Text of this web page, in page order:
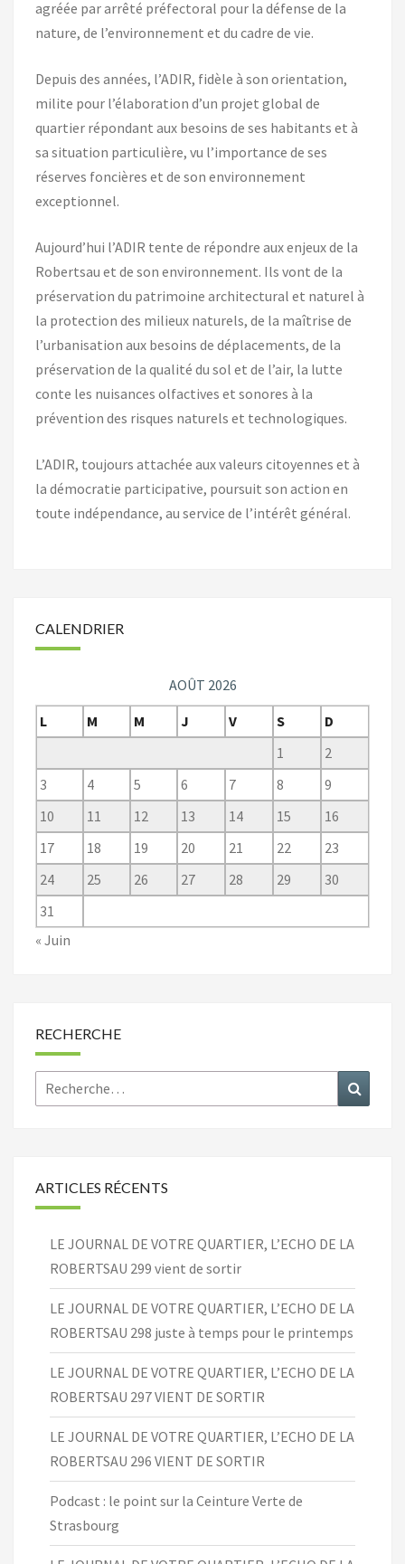
agréée par arrêté préfectoral pour la défense de la
nature, de l’environnement et du cadre de vie.
Depuis des années, l’ADIR, fidèle à son orientation,
milite pour l’élaboration d’un projet global de
quartier répondant aux besoins de ses habitants et à
sa situation particulière, vu l’importance de ses
réserves foncières et de son environnement
exceptionnel.
Aujourd’hui l’ADIR tente de répondre aux enjeux de la
Robertsau et de son environnement. Ils vont de la
préservation du patrimoine architectural et naturel à
la protection des milieux naturels, de la maîtrise de
l’urbanisation aux besoins de déplacements, de la
préservation de la qualité du sol et de l’air, la lutte
conte les nuisances olfactives et sonores à la
prévention des risques naturels et technologiques.
L’ADIR, toujours attachée aux valeurs citoyennes et à
la démocratie participative, poursuit son action en
toute indépendance, au service de l’intérêt général.
CALENDRIER
AOÛT 2026
L
M M J V S
D
1
2
3
4 5 6 7 8
9
10
11 12 13 14 15
16
17
18 19 20 21 22
23
24
25 26 27 28 29
30
31
« Juin
RECHERCHE
Rechercher :
ARTICLES RÉCENTS
LE JOURNAL DE VOTRE QUARTIER, L’ECHO DE LA
ROBERTSAU 299 vient de sortir
LE JOURNAL DE VOTRE QUARTIER, L’ECHO DE LA
ROBERTSAU 298 juste à temps pour le printemps
LE JOURNAL DE VOTRE QUARTIER, L’ECHO DE LA
ROBERTSAU 297 VIENT DE SORTIR
LE JOURNAL DE VOTRE QUARTIER, L’ECHO DE LA
ROBERTSAU 296 VIENT DE SORTIR
Podcast : le point sur la Ceinture Verte de
Strasbourg